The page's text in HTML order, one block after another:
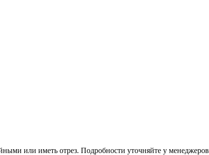
или иметь отрез. Подробности уточняйте у менеджеров